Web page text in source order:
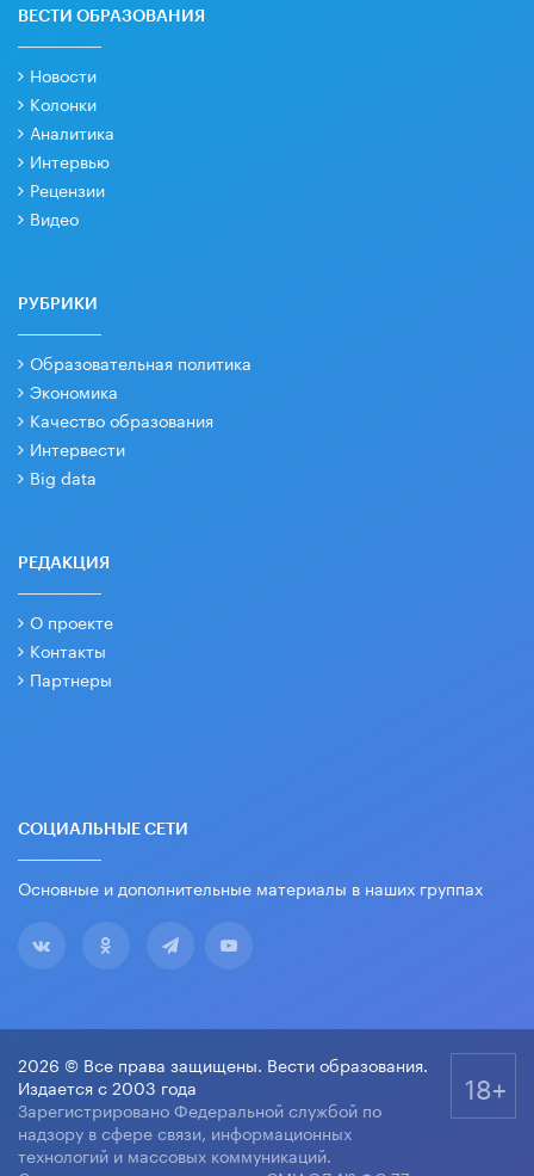
ВЕСТИ ОБРАЗОВАНИЯ
Новости
Колонки
Аналитика
Интервью
Рецензии
Видео
РУБРИКИ
Образовательная политика
Экономика
Качество образования
Интервести
Big data
РЕДАКЦИЯ
О проекте
Контакты
Партнеры
СОЦИАЛЬНЫЕ СЕТИ
Основные и дополнительные материалы в наших группах
2026 © Все права защищены. Вести образования.
Издается с 2003 года
Зарегистрировано Федеральной службой по
надзору в сфере связи, информационных
технологий и массовых коммуникаций.
18+